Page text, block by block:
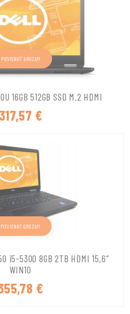
16GB 512GB SSD M.2 HDMI
317,57 €
PIEVIENOT GROZAM
i5-5300 8GB 2TB HDMI 15,6″
WIN10
€
PIEVIENOT GROZAM